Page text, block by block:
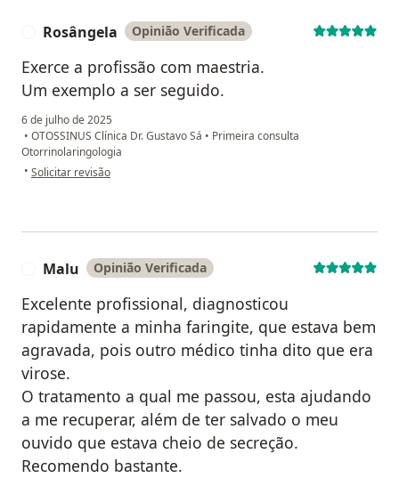
Rosângela Opinião Verificada
Exerce a profissão com maestria.
Um exemplo a ser seguido.
6 de julho de 2025
• OTOSSINUS Clínica Dr. Gustavo Sá • Primeira consulta
Otorrinolaringologia
• na opinião do utilizador Rosângela
Solicitar revisão
Malu Opinião Verificada
Excelente profissional, diagnosticou
rapidamente a minha faringite, que estava bem
agravada, pois outro médico tinha dito que era
virose.
O tratamento a qual me passou, esta ajudando
a me recuperar, além de ter salvado o meu
ouvido que estava cheio de secreção.
Recomendo bastante.